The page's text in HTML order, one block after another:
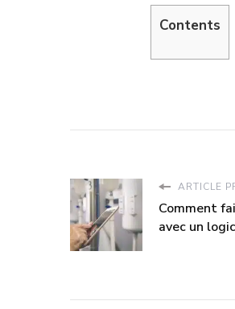
Contents
ARTICLE
Comment
avec un